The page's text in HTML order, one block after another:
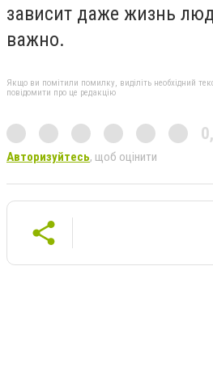
зависит даже жизнь
важно.
Якщо ви помітили помилку, виділіть необхідний
повідомити про це редакцію
Авторизуйтесь, щоб оцінити